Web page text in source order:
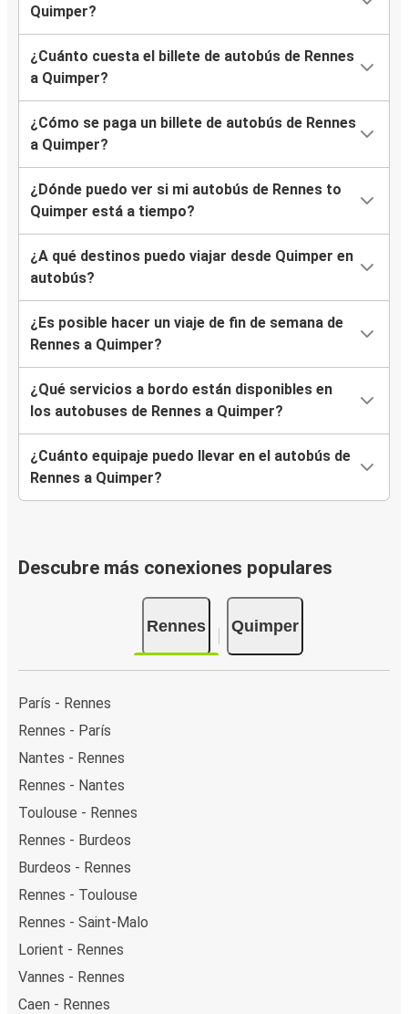
Quimper?
¿Cuánto cuesta el billete de autobús de Rennes
a Quimper?
¿Cómo se paga un billete de autobús de Rennes
a Quimper?
¿Dónde puedo ver si mi autobús de Rennes to
Quimper está a tiempo?
¿A qué destinos puedo viajar desde Quimper en
autobús?
¿Es posible hacer un viaje de fin de semana de
Rennes a Quimper?
¿Qué servicios a bordo están disponibles en
los autobuses de Rennes a Quimper?
¿Cuánto equipaje puedo llevar en el autobús de
Rennes a Quimper?
Descubre más conexiones populares
Rennes Quimper
París - Rennes
Rennes - París
Nantes - Rennes
Rennes - Nantes
Toulouse - Rennes
Rennes - Burdeos
Burdeos - Rennes
Rennes - Toulouse
Rennes - Saint-Malo
Lorient - Rennes
Vannes - Rennes
Caen - Rennes